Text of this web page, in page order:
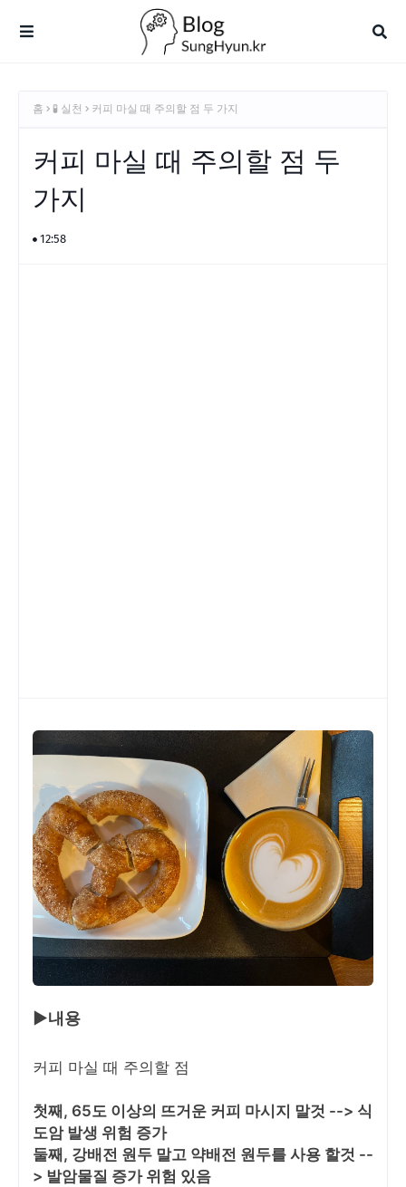
홈 🧪 실천 커피 마실 때 주의할 점 두 가지
커피 마실 때 주의할 점 두
가지
12:58
▶내용
커피 마실 때 주의할 점
첫째, 65도 이상의 뜨거운 커피 마시지 말것 --> 식
도암 발생 위험 증가
둘째, 강배전 원두 말고 약배전 원두를 사용 할것 --
> 발암물질 증가 위험 있음